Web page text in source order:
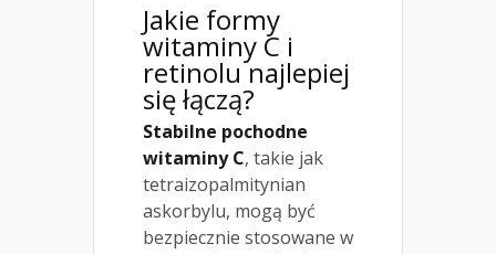
Jakie formy
witaminy C i
retinolu najlepiej
się łączą?
Stabilne pochodne
witaminy C, takie jak
tetraizopalmitynian
askorbylu, mogą być
bezpiecznie stosowane w